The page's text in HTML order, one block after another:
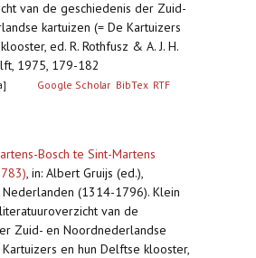
van de geschiedenis der Zuid-
kartuizen (= De Kartuizers
ed. R. Rothfusz & A. J. H.
1975, 179-182
Google Scholar BibTex RTF
Bosch te Sint-Martens
, in: Albert Gruijs (ed.),
(1314-1796). Klein
van de
Zuid- en Noordnederlandse
en hun Delftse klooster,